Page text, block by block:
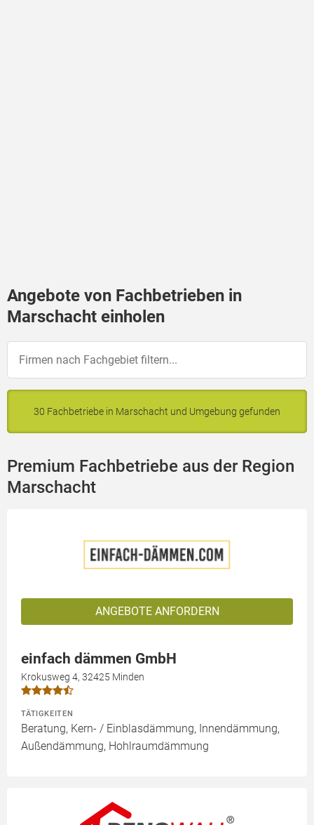
Angebote von Fachbetrieben in
Marschacht einholen
30 Fachbetriebe in Marschacht und Umgebung gefunden
Premium Fachbetriebe aus der Region
Marschacht
ANGEBOTE ANFORDERN
einfach dämmen GmbH
Krokusweg 4, 32425 Minden
TÄTIGKEITEN
Beratung, Kern- / Einblasdämmung, Innendämmung,
Außendämmung, Hohlraumdämmung